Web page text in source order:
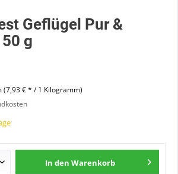
Geflügel Pur &
g
(7,93 € * / 1 Kilogramm)
In den Warenkorb